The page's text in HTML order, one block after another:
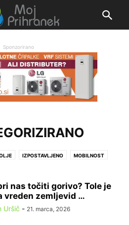
Sponzorirano
IZPOSTAVLJENO MOBILNOST
nas točiti gorivo? Tole je
vreden zemljevid …
Uršič - 21. marca, 2026